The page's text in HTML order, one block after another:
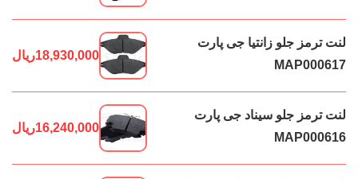
لنت ترمز جلو زانتیا جی پارت
MAP000617
18,930,000ریال
لنت ترمز جلو سیناد جی پارت
MAP000616
16,240,000ریال